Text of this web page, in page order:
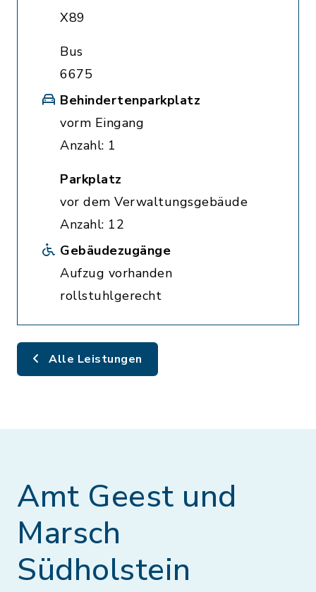
X89
Bus
6675
Behindertenparkplatz
vorm Eingang
Anzahl: 1
Parkplatz
vor dem Verwaltungsgebäude
Anzahl: 12
Gebäudezugänge
Aufzug vorhanden
rollstuhlgerecht
Alle Leistungen
Amt Geest und
Marsch
Südholstein